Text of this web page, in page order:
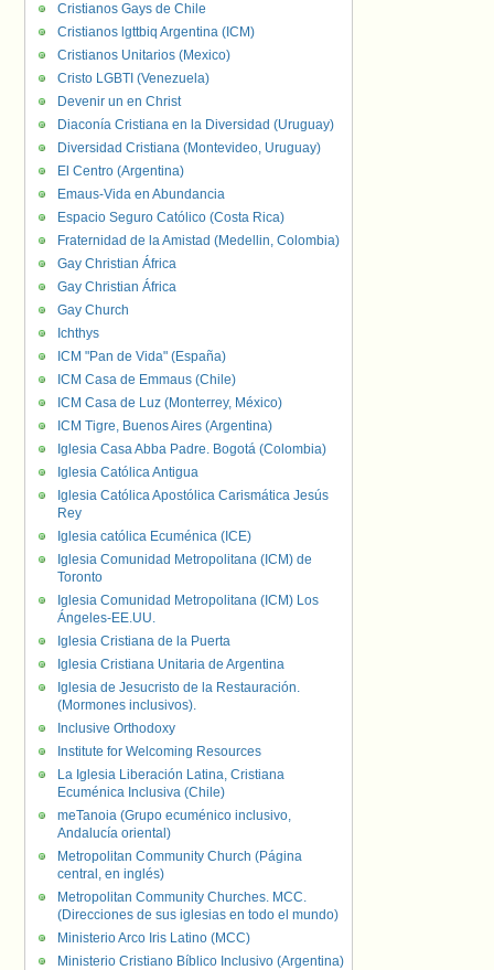
Cristianos Gays de Chile
Cristianos lgttbiq Argentina (ICM)
Cristianos Unitarios (Mexico)
Cristo LGBTI (Venezuela)
Devenir un en Christ
Diaconía Cristiana en la Diversidad (Uruguay)
Diversidad Cristiana (Montevideo, Uruguay)
El Centro (Argentina)
Emaus-Vida en Abundancia
Espacio Seguro Católico (Costa Rica)
Fraternidad de la Amistad (Medellin, Colombia)
Gay Christian África
Gay Christian África
Gay Church
Ichthys
ICM "Pan de Vida" (España)
ICM Casa de Emmaus (Chile)
ICM Casa de Luz (Monterrey, México)
ICM Tigre, Buenos Aires (Argentina)
Iglesia Casa Abba Padre. Bogotá (Colombia)
Iglesia Católica Antigua
Iglesia Católica Apostólica Carismática Jesús
Rey
Iglesia católica Ecuménica (ICE)
Iglesia Comunidad Metropolitana (ICM) de
Toronto
Iglesia Comunidad Metropolitana (ICM) Los
Ángeles-EE.UU.
Iglesia Cristiana de la Puerta
Iglesia Cristiana Unitaria de Argentina
Iglesia de Jesucristo de la Restauración.
(Mormones inclusivos).
Inclusive Orthodoxy
Institute for Welcoming Resources
La Iglesia Liberación Latina, Cristiana
Ecuménica Inclusiva (Chile)
meTanoia (Grupo ecuménico inclusivo,
Andalucía oriental)
Metropolitan Community Church (Página
central, en inglés)
Metropolitan Community Churches. MCC.
(Direcciones de sus iglesias en todo el mundo)
Ministerio Arco Iris Latino (MCC)
Ministerio Cristiano Bíblico Inclusivo (Argentina)